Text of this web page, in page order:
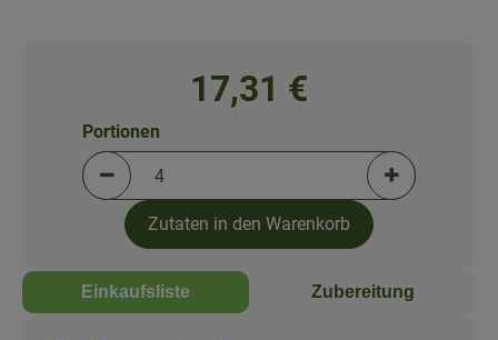
17,31 €
Portionen verringern (aktuell 4 Portionen
Portionen
Portionen
Zutaten in den Warenkorb
Einkaufsliste Zubereitung